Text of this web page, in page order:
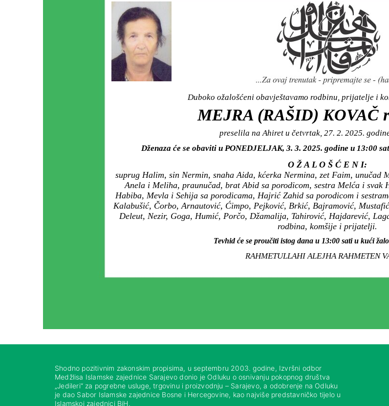
Duboko ožalošćeni obavještavamo rodbinu, prijatelje i
MEJRA (RAŠID) KOVAČ
preselila na Ahiret u četvrtak, 27. 2. 2025.
Dženaza će se obaviti u PONEDJELJAK, 3. 3. 2025. godine u 13:00
O Ž A L O Š Ć E N I:
suprug Halim, sin Nermin, snaha Aida, kćerka Nermina, zet Faim, unučad
Anela i Meliha, praunučad, brat Abid sa porodicom, sestra Melća i svak
Habiba, Mevla i Sehija sa porodicama, Hajrić Zahid sa porodicom i
Kalabušić, Čorbo, Arnautović, Ćimpo, Pejković, Brkić, Bajramović,
Deleut, Nezir, Goga, Humić, Porčo, Džamalija, Tahirović, Hajdarević,
rodbina, komšije i prijatelji.
Tevhid će se proučiti istog dana u 13:00 sati u kući
RAHMETULLAHI ALEJHA RAHMETEN
Shodno pozitivnim zakonskim propisima, u septembru 2003. godine, Izvršni odbor
Medžlisa Islamske zajednice Sarajevo donio je Odluku o osnivanju pokopnog društva
„Jedileri“ za pogrebne usluge, trgovinu i proizvodnju – Sarajevo, a odobrenje na Odluku
je dao Sabor Islamske zajednice Bosne i Hercegovine, kao najviše predstavničko tijelo u
Islamskoj zajednici BiH.